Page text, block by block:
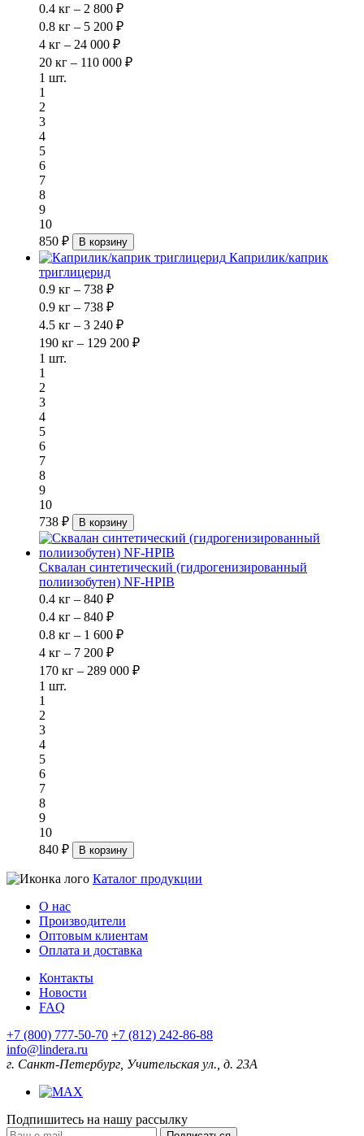
0.4 кг – 2 800 ₽
0.8 кг – 5 200 ₽
4 кг – 24 000 ₽
20 кг – 110 000 ₽
1 шт.
1
2
3
4
5
6
7
8
9
10
850 ₽
В корзину
Каприлик/каприк
триглицерид
0.9 кг – 738 ₽
0.9 кг – 738 ₽
4.5 кг – 3 240 ₽
190 кг – 129 200 ₽
1 шт.
1
2
3
4
5
6
7
8
9
10
738 ₽
В корзину
Сквалан синтетический (гидрогенизированный
полиизобутен) NF-HPIB
0.4 кг – 840 ₽
0.4 кг – 840 ₽
0.8 кг – 1 600 ₽
4 кг – 7 200 ₽
170 кг – 289 000 ₽
1 шт.
1
2
3
4
5
6
7
8
9
10
840 ₽
В корзину
Каталог продукции
О нас
Производители
Оптовым клиентам
Оплата и доставка
Контакты
Новости
FAQ
+7 (800) 777-50-70 +7 (812) 242-86-88
info@lindera.ru
г. Санкт-Петербург, Учительская ул., д. 23А
Подпишитесь на нашу рассылку